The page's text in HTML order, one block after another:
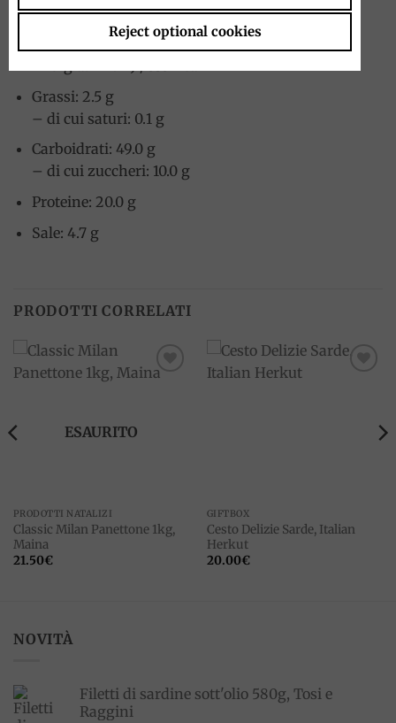
Valori nutrizionali per 100 g
Grassi: 2.5 g
– di cui saturi: 0.1 g
Carboidrati: 49.0 g
– di cui zuccheri: 10.0 g
Proteine: 20.0 g
Sale: 4.7 g
PRODOTTI CORRELATI
ESAURITO
PRODOTTI NATALIZI
Classic Milan Panettone 1kg,
Maina
21.50€
GIFTBOX
Cesto Delizie Sarde, Italian
Herkut
20.00€
NOVITÀ
Filetti di sardine sott'olio 580g, Tosi e
Raggini
Reject optional cookies